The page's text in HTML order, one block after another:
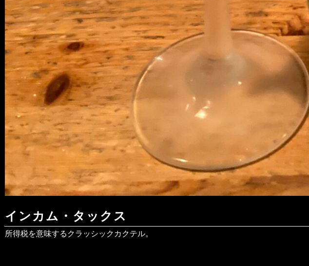
インカム・タックス
所得税を意味するクラッシックカクテル。